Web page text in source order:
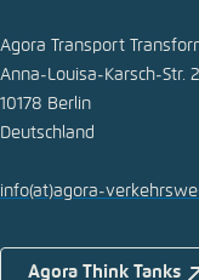
Agora Transport
Anna-Louisa-Karsch-Str. 2
10178 Berlin
Deutschland
info(at)agora-
Agora Think Tanks